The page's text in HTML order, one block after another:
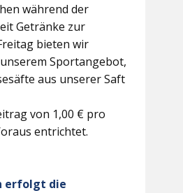
während der
Getränke zur
bieten wir
Sportangebot,
aus unserer Saft
von 1,00 € pro
entrichtet.
erfolgt die